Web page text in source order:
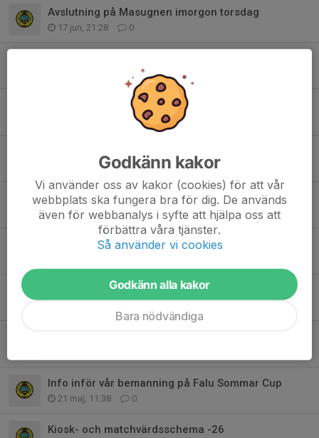
Avslutning på Masugnen imorgon torsdag
17 jun, 21:28 0
Inställd träning imorgon!!!
0
11 jun, 09:47 0
Lite inför Falu sommar cup
5 jun, 12:10 1
Söndag 7/6 Supermatchdagen på Lindvallen
Bollkalleuppdrag
Info inför vår bemanning på Falu Sommar Cup
21 maj, 11:38 0
Kiosk- och matchvärdsschema -26
Godkänn kakor
Vi använder oss av kakor (cookies) för att vår
webbplats ska fungera bra för dig. De används
även för webbanalys i syfte att hjälpa oss att
förbättra våra tjänster.
Så använder vi cookies
Godkänn alla kakor
Bara nödvändiga